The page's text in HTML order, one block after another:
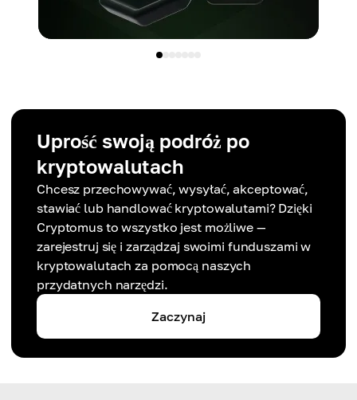
Uprość swoją podróż po
kryptowalutach
Chcesz przechowywać, wysyłać, akceptować,
stawiać lub handlować kryptowalutami? Dzięki
Cryptomus to wszystko jest możliwe —
zarejestruj się i zarządzaj swoimi funduszami w
kryptowalutach za pomocą naszych
przydatnych narzędzi.
Zaczynaj